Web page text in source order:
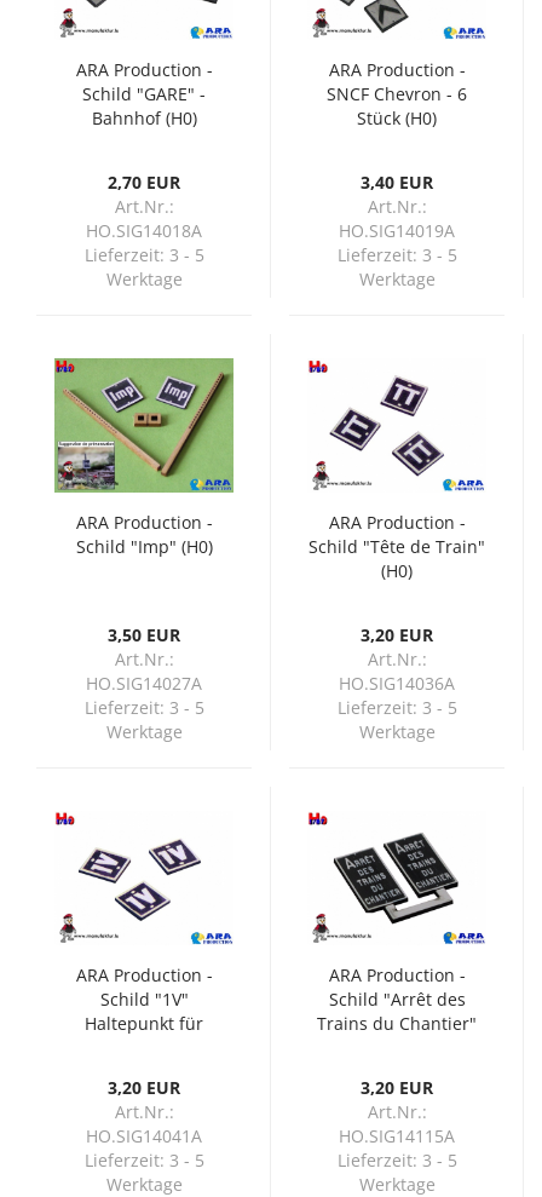
ARA Production -
Schild "GARE" -
Bahnhof (H0)
2,70 EUR
Art.Nr.:
HO.SIG14018A
Lieferzeit: 3 - 5
Werktage
ARA Production -
SNCF Chevron - 6
Stück (H0)
3,40 EUR
Art.Nr.:
HO.SIG14019A
Lieferzeit: 3 - 5
Werktage
ARA Production -
Schild "Imp" (H0)
3,50 EUR
Art.Nr.:
HO.SIG14027A
Lieferzeit: 3 - 5
Werktage
ARA Production -
Schild "Tête de Train"
(H0)
3,20 EUR
Art.Nr.:
HO.SIG14036A
Lieferzeit: 3 - 5
Werktage
ARA Production -
Schild "1V"
Haltepunkt für
3,20 EUR
Art.Nr.:
HO.SIG14041A
Lieferzeit: 3 - 5
Werktage
ARA Production -
Schild "Arrêt des
Trains du Chantier"
3,20 EUR
Art.Nr.:
HO.SIG14115A
Lieferzeit: 3 - 5
Werktage